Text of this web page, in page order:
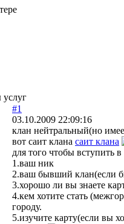
#1
03.10.2009 22:09:16
клан нейтральный(но
вот саит клана саит клана
для того чтобы вступить
1.ваш ник
2.ваш бывший клан(если
3.хорошо ли вы знаете
4.кем хотите стать
городу.
5.изучите карту(если вы